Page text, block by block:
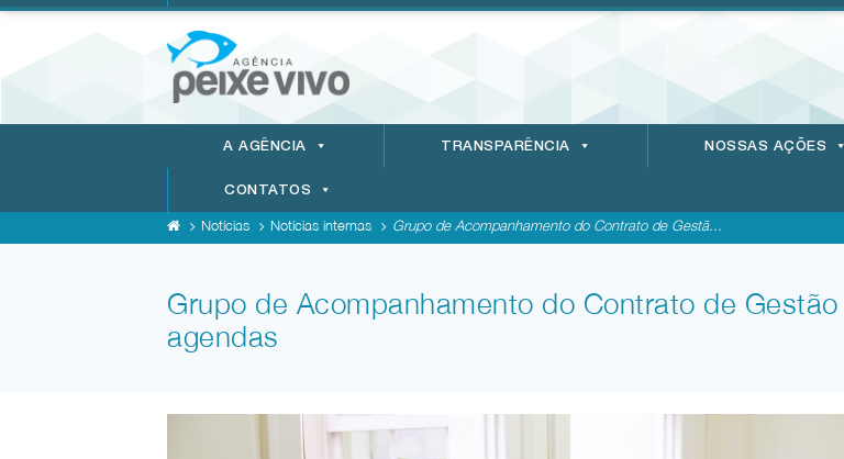
A AGÊNCIA TRANSPARÊNCIA NOSSAS AÇÕES
CONTATOS
Notícias Notícias internas Grupo de Acompanhamento do Contrato de Gestã...
Grupo de Acompanhamento do Contrato de
agendas